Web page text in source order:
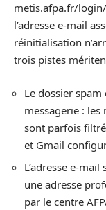
metis.afpa.fr/
l’adresse e-mail
réinitialisation
trois pistes
Le dossier
messagerie :
sont parfois
et Gmail
L’adresse e-
une adresse
par le centre